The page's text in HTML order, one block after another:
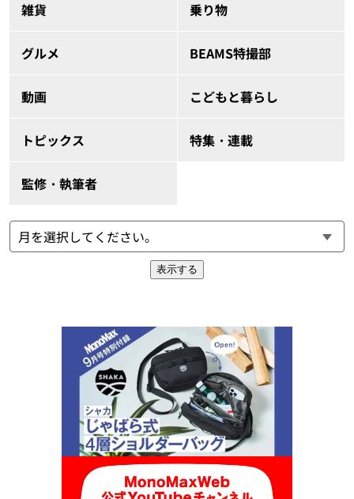
雑貨 乗り物
グルメ BEAMS特撮部
動画 こどもと暮らし
トピックス 特集・連載
監修・執筆者
表示する